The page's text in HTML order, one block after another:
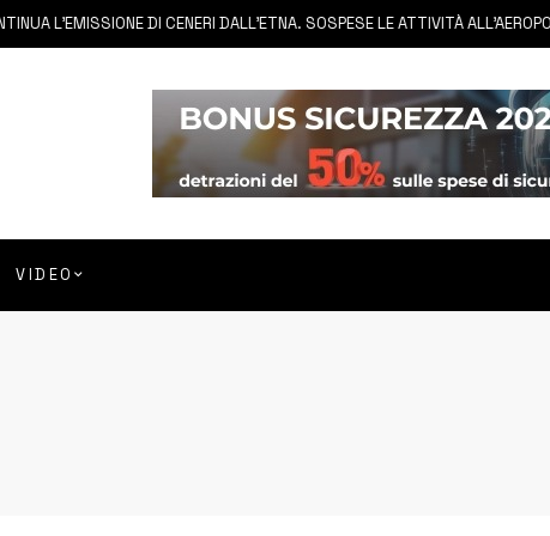
L’EMISSIONE DI CENERI DALL’ETNA. SOSPESE LE ATTIVITÀ
VIDEO